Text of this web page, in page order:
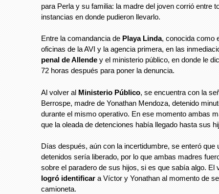
para Perla y su familia: la madre del joven corrió entre
instancias en donde pudieron llevarlo.
Entre la comandancia de Playa Linda, conocida como
oficinas de la AVI y la agencia primera, en las
penal de Allende y el ministerio público, en donde le
72 horas después para poner la denuncia.
Al volver al Ministerio Público, se encuentra con la
Berrospe, madre de Yonathan Mendoza, detenido
durante el mismo operativo. En ese momento ambas
que la oleada de detenciones había llegado hasta sus
Días después, aún con la incertidumbre, se enteró que
detenidos sería liberado, por lo que ambas madres
sobre el paradero de sus hijos, si es que sabía algo. El
logró identificar a Víctor y Yonathan al momento de
camioneta.